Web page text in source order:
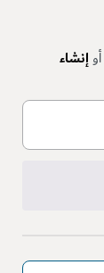
أوإنشاء